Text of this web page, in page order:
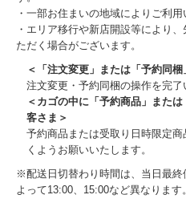
・一部お住まいの地域によりご利
・エリア移行や新店開設等により
ただく場合がございます。
＜「注文変更」または「予約同
注文変更・予約同梱の操作を完了
＜カゴの中に「予約商品」また
客さま＞
予約商品または受取り日時限定
くようお願いいたします。
※配送日切替わり時間は、当日最
よって13:00、15:00など異なります。